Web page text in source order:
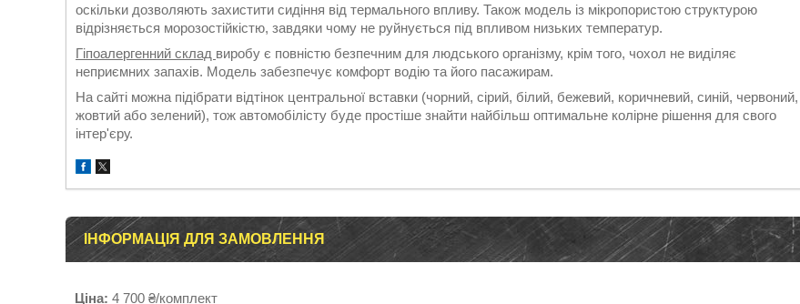
оскільки дозволяють захистити сидіння від термального впливу. Також модель із мікропористою структурою
відрізняється морозостійкістю, завдяки чому не руйнується під впливом низьких температур.
Гіпоалергенний склад виробу є повністю безпечним для людського організму, крім того, чохол не виділяє
неприємних запахів. Модель забезпечує комфорт водію та його пасажирам.
На сайті можна підібрати відтінок центральної вставки (чорний, сірий, білий, бежевий, коричневий, синій, червоний,
жовтий або зелений), тож автомобілісту буде простіше знайти найбільш оптимальне колірне рішення для свого
інтер'єру.
ІНФОРМАЦІЯ ДЛЯ ЗАМОВЛЕННЯ
Ціна: 4 700 ₴/комплект